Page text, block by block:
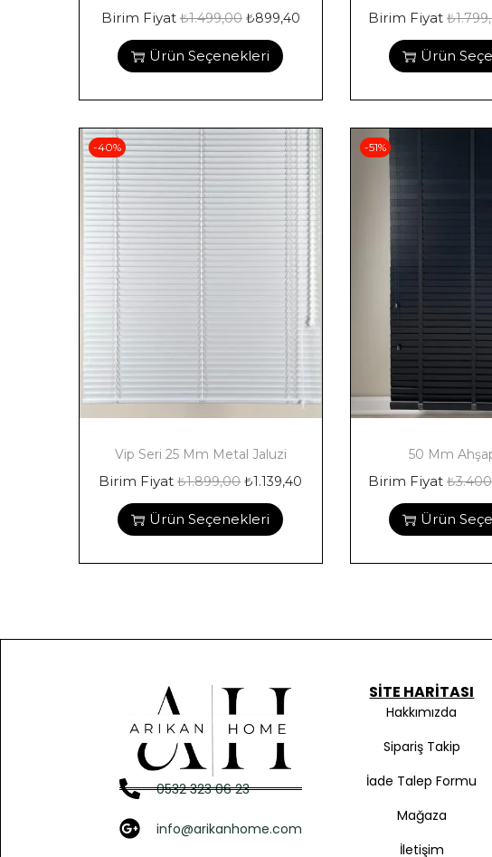
Birim Fiyat ₺1.499,00 ₺899,40
Ürün Seçenekleri
Birim Fiyat₺
Ürün
-40%
Vip Seri 25 Mm Metal Jaluzi
Birim Fiyat₺1.899,00 ₺1.139,40
Ürün Seçenekleri
-51%
50 Mm
Birim Fiyat₺
Ürün
0532 323 06 23
info@arikanhome.com
SITE HARITASI
Hakkımızda
Sipariş Takip
İade Talep Formu
Mağaza
İletişim